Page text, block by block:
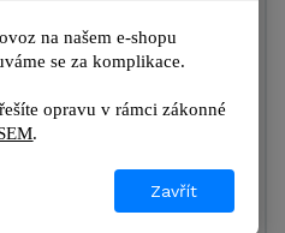
VDR 26
na našem e-shopu
se za komplikace.
opravu v rámci zákonné
.
Zavřít